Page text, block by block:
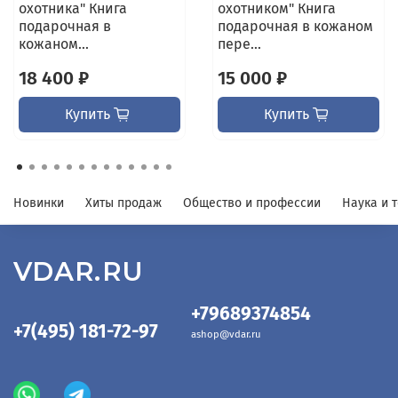
охотника" Книга
подарочная в
кожаном...
18 400 ₽
Купить
охотником" Книга
подарочная в кожаном
пере...
15 000 ₽
Купить
Новинки Хиты продаж Общество и профессии Наука и
+7(495) 181-72-97
+79689374854
ashop@vdar.ru
VDAR.RU